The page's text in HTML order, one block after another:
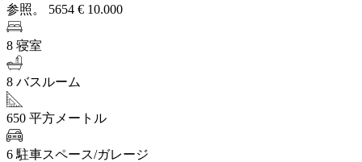
参照。 5654 € 10.000
8 寝室
8 バスルーム
650 平方メートル
6 駐車スペース/ガレージ